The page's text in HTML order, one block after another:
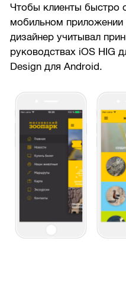
Чтобы клиенты быстро
мобильном
дизайнер учитывал
руководствах iOS HIG
Design для Android.